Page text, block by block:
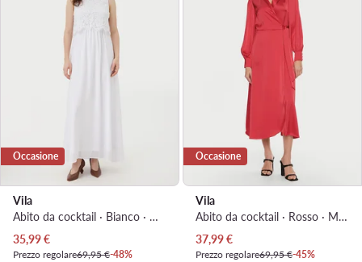
Occasione
Vila
Abito da cocktail · Bianco · Midi
Prezzo attuale
35,99€
Prezzo regolare69,95 €-48%
Occasione
Vila
Abito da cocktail · Rosso · Midi, Asimmetrica
Prezzo attuale
37,99€
Prezzo regolare69,95 €-45%